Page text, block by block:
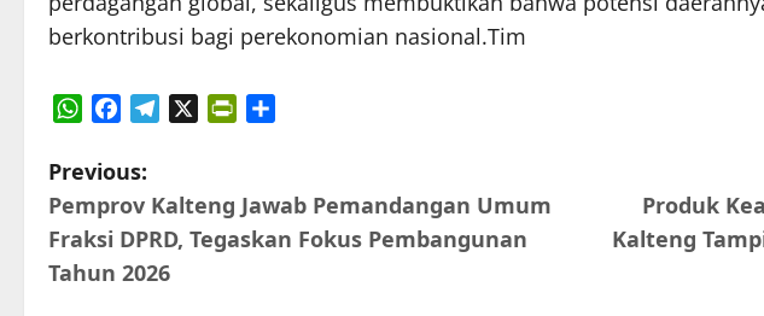
berkontribusi bagi perekonomian nasional.Tim
P
o
s
Previous:
Pemprov Kalteng Jawab Pemandangan Umum
Fraksi DPRD, Tegaskan Fokus Pembangunan
Tahun 2026
Produk
Kalteng